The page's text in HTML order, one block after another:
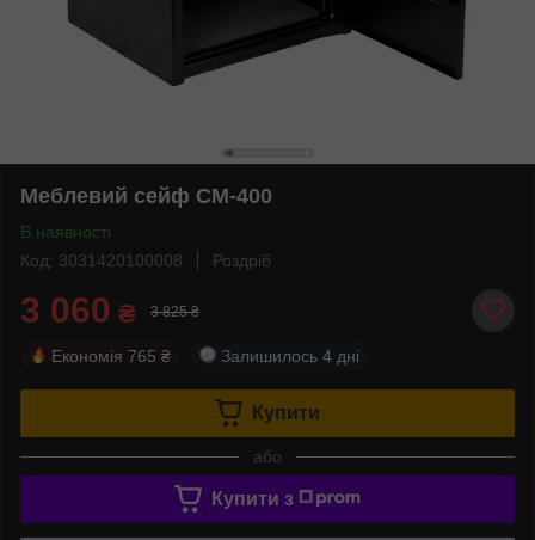
Меблевий сейф СМ-400
В наявності
Код: 3031420100008
Роздріб
3 060 ₴ 3 825 ₴
Економія 765 ₴ Залишилось 4 дні
Купити
або
Купити з